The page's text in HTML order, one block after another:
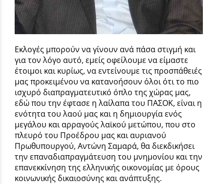
Εκλογές μπορούν να γίνουν ανά πάσα στιγμή και
για τον λόγο αυτό, εμείς οφείλουμε να είμαστε
έτοιμοι και κυρίως, να εντείνουμε τις προσπάθειές
μας προκειμένου να κατανοήσουν όλοι ότι το πιο
ισχυρό διαπραγματευτικό όπλο της χώρας μας,
εδώ που την έφτασε η λαίλαπα του ΠΑΣΟΚ, είναι η
ενότητα του λαού μας και η δημιουργία ενός
μεγάλου και αρραγούς λαϊκού μετώπου, που στο
πλευρό του Προέδρου μας και αυριανού
Πρωθυπουργού, Αντώνη Σαμαρά, θα διεκδικήσει
την επαναδιαπραγμάτευση του μνημονίου και την
επανεκκίνηση της ελληνικής οικονομίας με όρους
κοινωνικής δικαιοσύνης και ανάπτυξης.